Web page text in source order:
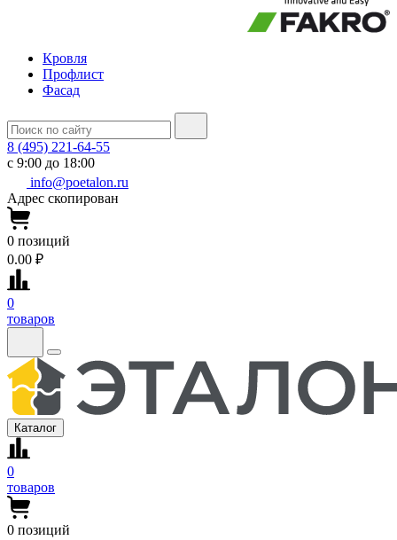
Кровля
Профлист
Фасад
8 (495) 221-64-55
с 9:00 до 18:00
info@poetalon.ru
Адрес скопирован
0 позиций
0.00 ₽
0
товаров
Каталог
0
товаров
0 позиций